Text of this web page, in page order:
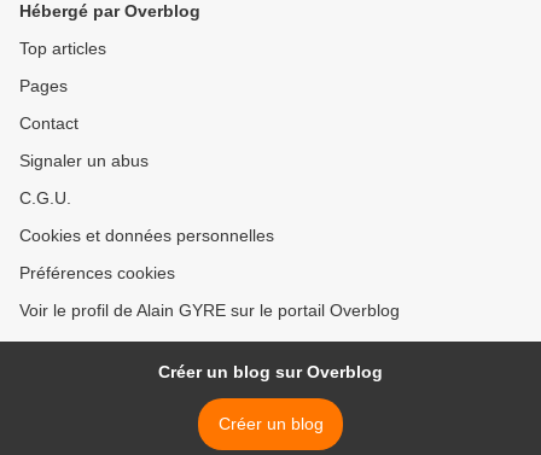
Hébergé par Overblog
Top articles
Pages
Contact
Signaler un abus
C.G.U.
Cookies et données personnelles
Préférences cookies
Voir le profil de Alain GYRE sur le portail Overblog
Créer un blog sur Overblog
Créer un blog